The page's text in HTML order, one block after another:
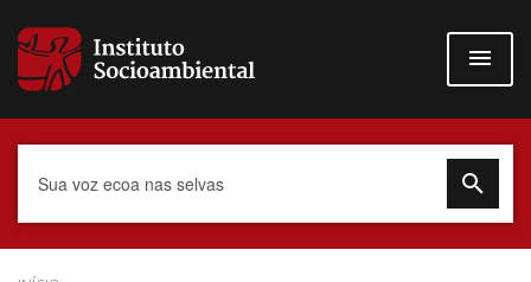
para
conteúdo
Data do Documento